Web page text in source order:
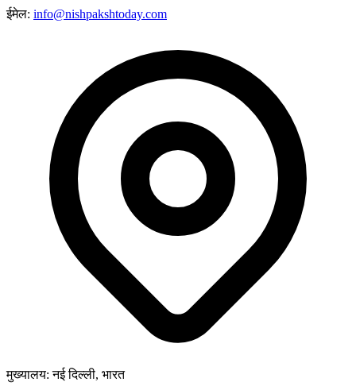
ईमेल: info@nishpakshtoday.com
मुख्यालय: नई दिल्ली, भारत